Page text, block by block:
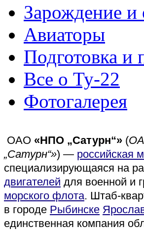
Зарождение и
Авиаторы
Подготовка и
Все о Ту-22
Фотогалерея
ОАО «НПО „Сатурн“» (
„Сатурн“») — российская
специализирующаяся на
двигателей для военной и
морского флота. Штаб-
в городе Рыбинске
единственная компания